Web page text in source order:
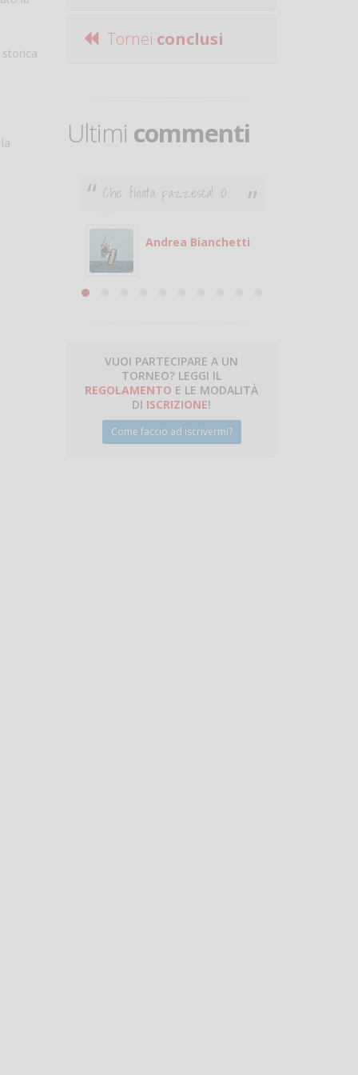
Tornei conclusi
Ultimi commenti
Che figata pazzesca! :O
Andrea Bianchetti
VUOI PARTECIPARE A UN
TORNEO? LEGGI IL
REGOLAMENTO E LE MODALITÀ
DI ISCRIZIONE!
Come faccio ad iscrivermi?